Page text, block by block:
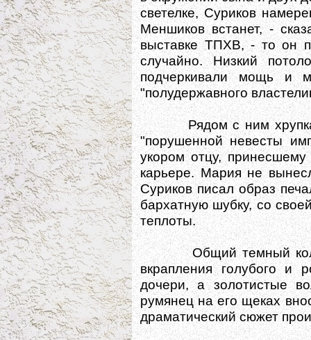
светелке, Суриков
Меншиков встанет, -
выставке ТПХВ, - то он
случайно. Низкий
подчеркивали мощь и
"полудержавного
Рядом с ним хрупкая
"порушенной невесты
укором отцу,
карьере. Мария не
Суриков писал образ
бархатную шубку, со
теплоты.
Общий темный
вкрапления голубого и
дочери, а золотистые
румянец на его щеках
драматический сюжет